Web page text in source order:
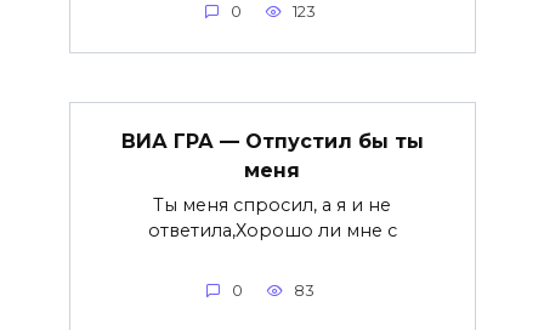
0 123
ВИА ГРА — Отпустил бы ты
меня
Ты меня спросил, а я и не
ответила,Хорошо ли мне с
0 83